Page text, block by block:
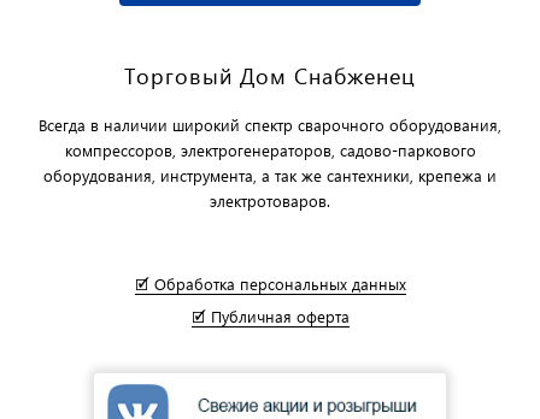
Торговый Дом Снабженец
Всегда в наличии широкий спектр сварочного оборудования,
компрессоров, электрогенераторов, садово-паркового
оборудования, инструмента, а так же сантехники, крепежа и
электротоваров.
🗹 Обработка персональных данных
🗹 Публичная оферта